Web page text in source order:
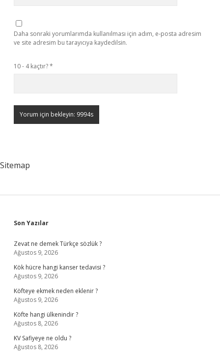
Daha sonraki yorumlarımda kullanılması için adım, e-posta adresim
ve site adresim bu tarayıcıya kaydedilsin.
10 - 4 kaçtır?*
Sitemap
Sidebar
Son Yazılar
Zevat ne demek Türkçe sözlük ?
Ağustos 9, 2026
Kök hücre hangi kanser tedavisi ?
Ağustos 9, 2026
Köfteye ekmek neden eklenir ?
Ağustos 9, 2026
Köfte hangi ülkenindir ?
Ağustos 8, 2026
KV Safiyeye ne oldu ?
Ağustos 8, 2026